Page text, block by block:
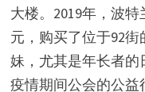
大楼。2019年，波
元，购买了位于92
妹，尤其是年长者的
疫情期间公会的公